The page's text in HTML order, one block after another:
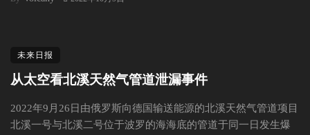
未来日报
从太空看北溪天然气管道泄漏事件
2022年9月26日由俄罗斯向德国输送能源的北溪天然气管道项目
北溪一号与北溪二号位于波罗的海海底的管道于同一日发生爆